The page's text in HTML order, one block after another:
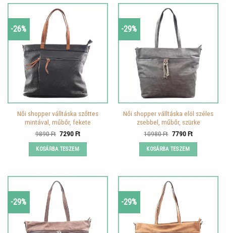
-26%
Női shopper válltáska szőttes
mintával, műbőr, fekete
9890Ft Original
was:
9890 Ft.
7290FtCurrent
KOSÁRBA TESZEM
-29%
Női shopper válltáska elöl széles
zsebbel, műbőr, szürke
10980Ft Original
was:
10980 Ft.
7790FtCurrent
KOSÁRBA TESZEM
-29% -29%